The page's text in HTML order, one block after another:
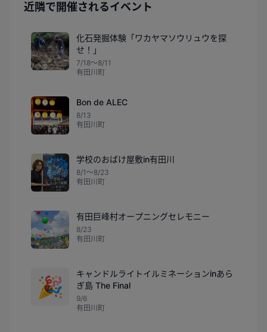
近隣で開催されるイベント
化石発掘体験「ワカヤマソウリュウを探
せ！」
7/18〜8/11
有田川町
Bon de ALEC
8/13
有田川町
学校のおばけ屋敷in有田川
8/1〜8/23
有田川町
有田巨峰村オープニングセレモニー
8/23
有田川町
🎉
キャンドルライトイルミネーションinあら
ぎ島 The Final
9/6
有田川町